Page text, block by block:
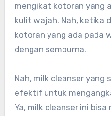
mengikat kotoran yang
kulit wajah. Nah, ketika
kotoran yang ada pada
dengan sempurna.
Nah, milk cleanser yang
efektif untuk
Ya, milk cleanser ini